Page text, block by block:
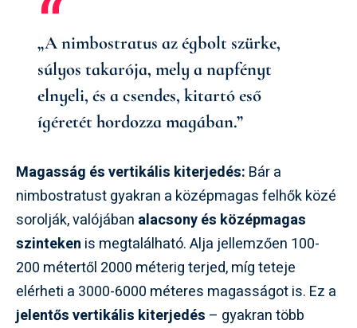
„A nimbostratus az égbolt szürke,
súlyos takarója, mely a napfényt
elnyeli, és a csendes, kitartó eső
ígéretét hordozza magában.”
Magasság és vertikális kiterjedés: Bár a
nimbostratust gyakran a középmagas felhők közé
sorolják, valójában alacsony és középmagas
szinteken is megtalálható. Alja jellemzően 100-
200 métertől 2000 méterig terjed, míg teteje
elérheti a 3000-6000 méteres magasságot is. Ez a
jelentős vertikális kiterjedés – gyakran több